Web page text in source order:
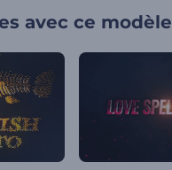
avec ce modèle